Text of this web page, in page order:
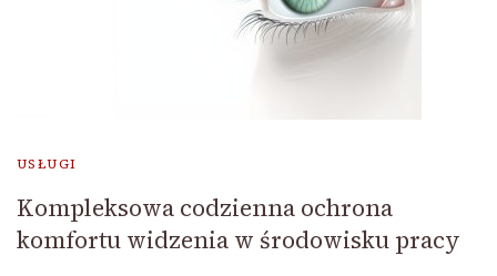
USŁUGI
Kompleksowa codzienna ochrona
komfortu widzenia w środowisku pracy